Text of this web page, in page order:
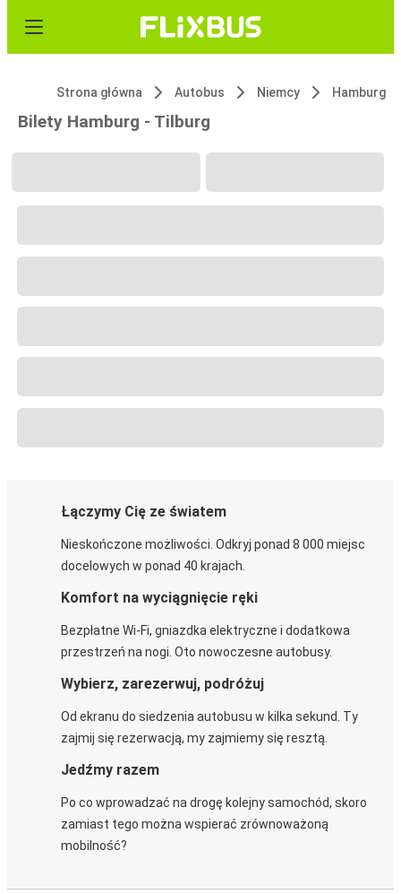
Strona główna Autobus Niemcy Hamburg
Bilety Hamburg - Tilburg
Łączymy Cię ze światem
Nieskończone możliwości. Odkryj ponad 8 000 miejsc
docelowych w ponad 40 krajach.
Komfort na wyciągnięcie ręki
Bezpłatne Wi-Fi, gniazdka elektryczne i dodatkowa
przestrzeń na nogi. Oto nowoczesne autobusy.
Wybierz, zarezerwuj, podróżuj
Od ekranu do siedzenia autobusu w kilka sekund. Ty
zajmij się rezerwacją, my zajmiemy się resztą.
Jedźmy razem
Po co wprowadzać na drogę kolejny samochód, skoro
zamiast tego można wspierać zrównoważoną
mobilność?